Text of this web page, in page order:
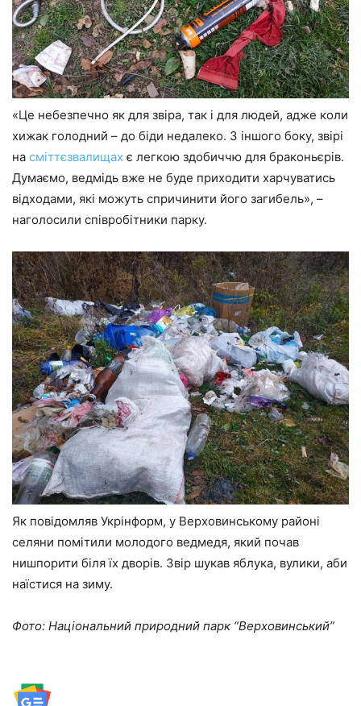
«Це небезпечно як для звіра, так і для людей, адже коли
хижак голодний – до біди недалеко. З іншого боку, звірі
на сміттєзвалищах є легкою здобиччю для браконьєрів.
Думаємо, ведмідь вже не буде приходити харчуватись
відходами, які можуть спричинити його загибель», –
наголосили співробітники парку.
Як повідомляв Укрінформ, у Верховинському районі
селяни помітили молодого ведмедя, який почав
нишпорити біля їх дворів. Звір шукав яблука, вулики, аби
наїстися на зиму.
Фото: Національний природний парк “Верховинський”